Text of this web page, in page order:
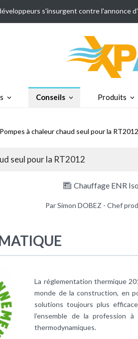
s'insurgent contre l'annonce
Conseils Produits
à chaleur chaud seul pour la RT2012
seul pour la RT2012
Chauffage ENR
Par Simon DOBEZ - Chef
La réglementation thermique
monde de la construction, en
solutions toujours plus
l’ensemble de la profession
thermodynamiques.